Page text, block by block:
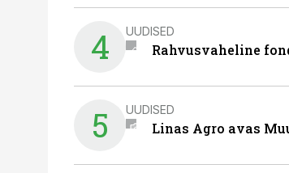
4 UUDISED
Rahvusvaheline
5 UUDISED
Linas Agro avas